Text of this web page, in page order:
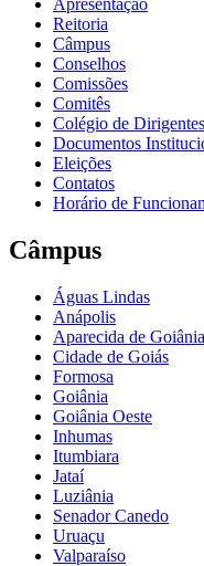
Reitoria
Câmpus
Conselhos
Comissões
Comitês
Colégio de Dirigentes
Documentos
Eleições
Contatos
Horário de
Câmpus
Águas Lindas
Anápolis
Aparecida de Goiânia
Cidade de Goiás
Formosa
Goiânia
Goiânia Oeste
Inhumas
Itumbiara
Jataí
Luziânia
Senador Canedo
Uruaçu
Valparaíso